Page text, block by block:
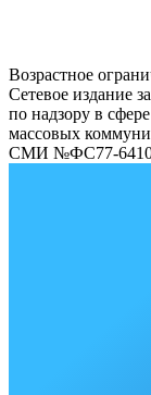
Возрастное
Сетевое издание
по надзору в
массовых
СМИ №ФС77-